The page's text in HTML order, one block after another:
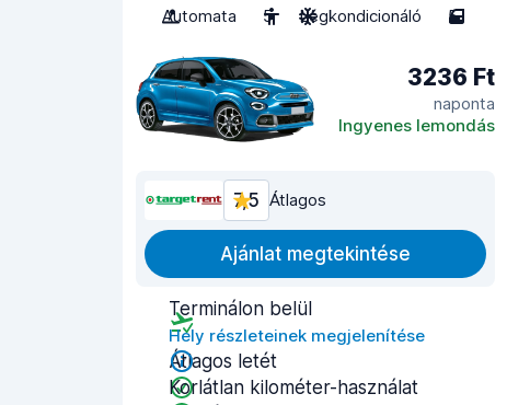
Automata
5 Légkondicionáló 5
3236 Ft
naponta
Ingyenes lemondás
7,5 Átlagos
Ajánlat megtekintése
Terminálon belül
Hely részleteinek megjelenítése
Átlagos letét
Korlátlan kilométer-használat